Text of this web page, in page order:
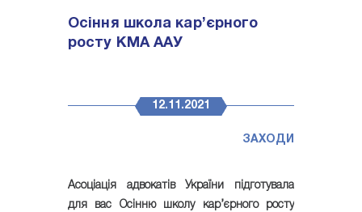
Осіння школа кар’єрного
росту КМА ААУ
12.11.2021
ЗАХОДИ
Асоціація адвокатів України підготувала
для вас Осінню школу кар’єрного росту